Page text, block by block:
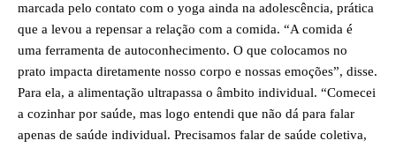
marcada pelo contato com o yoga ainda na adolescência, prática
que a levou a repensar a relação com a comida. “A comida é
uma ferramenta de autoconhecimento. O que colocamos no
prato impacta diretamente nosso corpo e nossas emoções”, disse.
Para ela, a alimentação ultrapassa o âmbito individual. “Comecei
a cozinhar por saúde, mas logo entendi que não dá para falar
apenas de saúde individual. Precisamos falar de saúde coletiva,